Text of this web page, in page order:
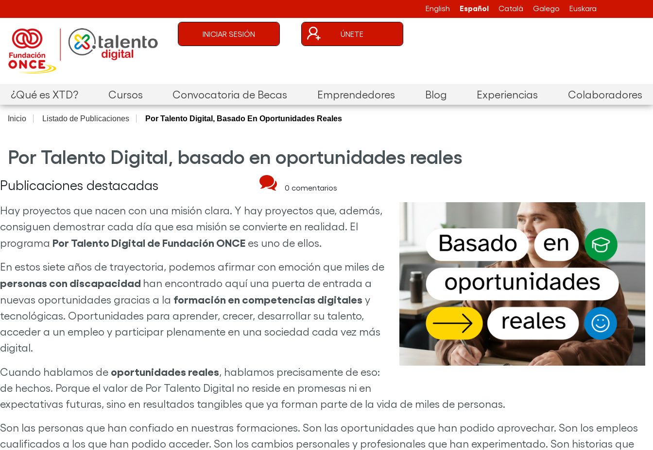
English Español Català Galego Euskara
Menú de cuenta de usuario
INICIAR SESIÓN ÚNETE
Navegación principal
¿Qué es XTD? Cursos Convocatoria de Becas Emprendedores Blog Experiencias Colaboradores
Inicio Listado de Publicaciones Por Talento Digital, Basado En Oportunidades Reales
Por Talento Digital, basado en oportunidades reales
Publicaciones destacadas 0 comentarios
Hay proyectos que nacen con una misión clara. Y hay proyectos que, además,
consiguen demostrar cada día que esa misión se convierte en realidad. El
programa Por Talento Digital de Fundación ONCE es uno de ellos.
En estos siete años de trayectoria, podemos afirmar con emoción que miles de
personas con discapacidad han encontrado aquí una puerta de entrada a
nuevas oportunidades gracias a la formación en competencias digitales y
tecnológicas. Oportunidades para aprender, crecer, desarrollar su talento,
acceder a un empleo y participar plenamente en una sociedad cada vez más
digital.
Cuando hablamos de oportunidades reales, hablamos precisamente de eso:
de hechos. Porque el valor de Por Talento Digital no reside en promesas ni en
expectativas futuras, sino en resultados tangibles que ya forman parte de la vida de miles de personas.
Son las personas que han confiado en nuestras formaciones. Son las oportunidades que han podido aprovechar. Son los empleos
cualificados a los que han podido acceder. Son los cambios personales y profesionales que han experimentado. Son historias que